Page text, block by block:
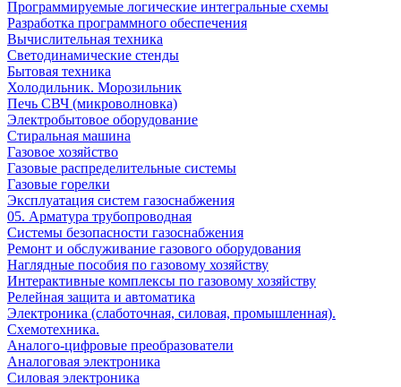
Программируемые логические интегральные схемы
Разработка программного обеспечения
Вычислительная техника
Светодинамические стенды
Бытовая техника
Холодильник. Морозильник
Печь СВЧ (микроволновка)
Электробытовое оборудование
Стиральная машина
Газовое хозяйство
Газовые распределительные системы
Газовые горелки
Эксплуатация систем газоснабжения
05. Арматура трубопроводная
Системы безопасности газоснабжения
Ремонт и обслуживание газового оборудования
Наглядные пособия по газовому хозяйству
Интерактивные комплексы по газовому хозяйству
Релейная защита и автоматика
Электроника (слаботочная, силовая, промышленная).
Схемотехника.
Аналого-цифровые преобразователи
Аналоговая электроника
Cиловая электроника